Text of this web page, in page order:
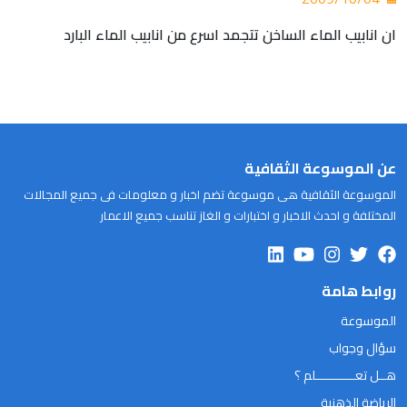
ان انابيب الماء الساخن تتجمد اسرع من انابيب الماء البارد
عن الموسوعة الثقافية
الموسوعة الثقافية هى موسوعة تضم اخبار و معلومات فى جميع المجالات
المختلفة و احدث الاخبار و اختبارات و الغاز تناسب جميع الاعمار
روابط هامة
الموسوعة
سؤال وجواب
هــل تعـــــــــــلم ؟